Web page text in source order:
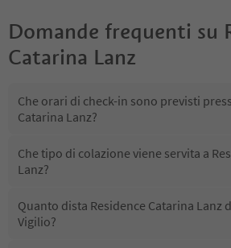
Domande frequenti su
Catarina Lanz
Che orari di check-in sono previsti
Catarina Lanz?
Che tipo di colazione viene servita a
Lanz?
Quanto dista Residence Catarina Lanz
Vigilio?